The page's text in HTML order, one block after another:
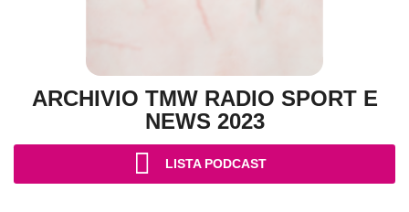
ARCHIVIO TMW RADIO SPORT E
NEWS 2023
LISTA PODCAST